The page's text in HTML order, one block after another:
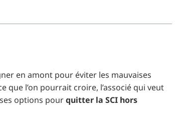
en amont pour éviter les mauvaises
que l’on pourrait croire, l’associé qui veut
options pourquitter la SCI hors